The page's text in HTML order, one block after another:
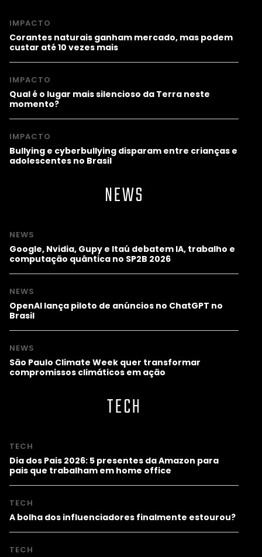
IMPACTO
Corantes naturais ganham mercado, mas podem
custar até 10 vezes mais
IMPACTO
Qual é o lugar mais silencioso da Terra neste
momento?
IMPACTO
Bullying e cyberbullying disparam entre crianças e
adolescentes no Brasil
NEWS
NEWS
Google, Nvidia, Gupy e Itaú debatem IA, trabalho e
computação quântica no SP2B 2026
NEWS
OpenAI lança piloto de anúncios no ChatGPT no
Brasil
NEWS
São Paulo Climate Week quer transformar
compromissos climáticos em ação
TECH
TECH
Dia dos Pais 2026: 5 presentes da Amazon para
pais que trabalham em home office
TECH
A bolha dos influenciadores finalmente estourou?
TECH